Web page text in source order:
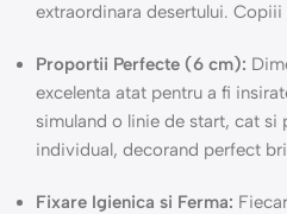
extraordinara desertului.
Proportii Perfecte (6 cm):
excelenta atat pentru a fi
simuland o linie de start, cat si
individual, decorand perfect
Fixare Igienica si Ferma: